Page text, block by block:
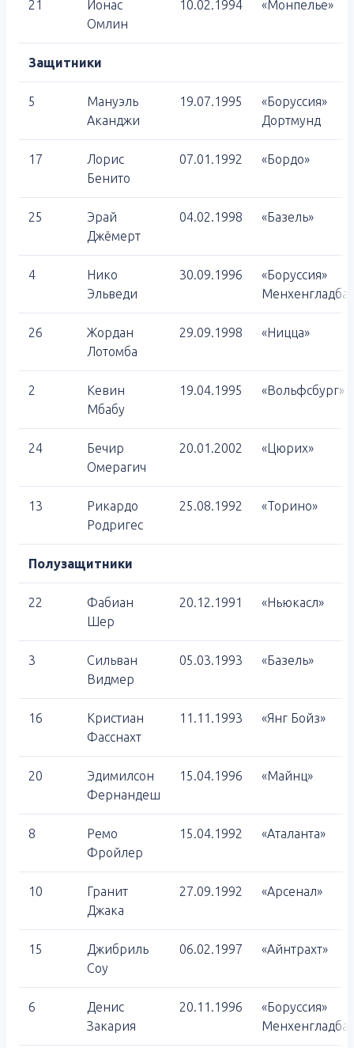
21
Йонас
Омлин
10.02.1994 «Монпелье»
Защитники
5
Мануэль
Аканджи
19.07.1995
«Боруссия»
Дортмунд
17
Лорис
Бенито
07.01.1992 «Бордо»
25
Эрай
Джёмерт
04.02.1998 «Базель»
4
Нико
Эльведи
30.09.1996
«Боруссия»
Менхенгладбах
26
Жордан
Лотомба
29.09.1998 «Ницца»
2
Кевин
Мбабу
19.04.1995 «Вольфсбург»
24
Бечир
Омерагич
20.01.2002 «Цюрих»
13
Рикардо
Родригес
25.08.1992 «Торино»
Полузащитники
22
Фабиан
Шер
20.12.1991 «Ньюкасл»
3
Сильван
Видмер
05.03.1993 «Базель»
16
Кристиан
Фасснахт
11.11.1993 «Янг Бойз»
20
Эдимилсон
Фернандеш
15.04.1996 «Майнц»
8
Ремо
Фройлер
15.04.1992 «Аталанта»
10
Гранит
Джака
27.09.1992 «Арсенал»
15
Джибриль
Соу
06.02.1997 «Айнтрахт»
6
Денис
Закария
20.11.1996
«Боруссия»
Менхенгладбах